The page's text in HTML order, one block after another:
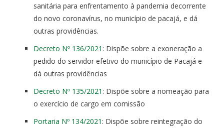
sanitária para enfrentamento à pandemia decorrente
do novo coronavírus, no município de pacajá, e dá
outras providências.
Decreto Nº 136/2021 : Dispõe sobre a exoneração a
pedido do servidor efetivo do município de Pacajá e
dá outras providências
Decreto Nº 135/2021 : Dispõe sobre a nomeação para
o exercício de cargo em comissão
Portaria Nº 134/2021 : Dispõe sobre reintegração do